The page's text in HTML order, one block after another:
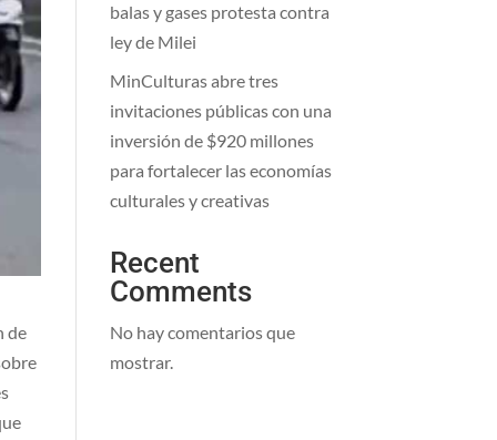
de
balas y gases protesta contra
ley de Milei
MinCulturas abre tres
invitaciones públicas con una
inversión de $920 millones
para fortalecer las economías
culturales y creativas
Recent
Comments
No hay comentarios que
mostrar.